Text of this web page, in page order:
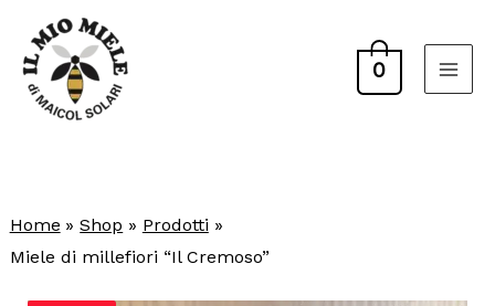
contenuto
0
Home Shop
Prodotti
Miele di millefiori “Il Cremoso”